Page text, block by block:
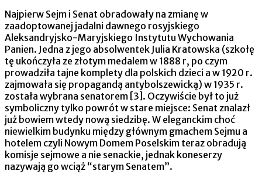
Najpierw Sejm i Senat obradowały na zmianę w
zaadoptowanej jadalni dawnego rosyjskiego
Aleksandryjsko-Maryjskiego Instytutu Wychowania
Panien. Jedna z jego absolwentek Julia Kratowska (szkołę
tę ukończyła ze złotym medalem w 1888 r, po czym
prowadziła tajne komplety dla polskich dzieci a w 1920 r.
zajmowała się propagandą antybolszewicką) w 1935 r.
została wybrana senatorem [3]. Oczywiście był to już
symboliczny tylko powrót w stare miejsce: Senat znalazł
już bowiem wtedy nową siedzibę. W eleganckim choć
niewielkim budynku między głównym gmachem Sejmu a
hotelem czyli Nowym Domem Poselskim teraz obradują
komisje sejmowe a nie senackie, jednak koneserzy
nazywają go wciąż “starym Senatem”.